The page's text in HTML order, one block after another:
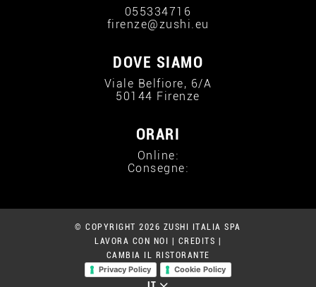
055334716
firenze@zushi.eu
DOVE SIAMO
Viale Belfiore, 6/A
50144 Firenze
ORARI
Online:
Consegne:
© COPYRIGHT 2026 ZUSHI ITALIA SPA
LAVORA CON NOI
CREDITS
CAMBIA IL RISTORANTE
Privacy Policy
Cookie Policy